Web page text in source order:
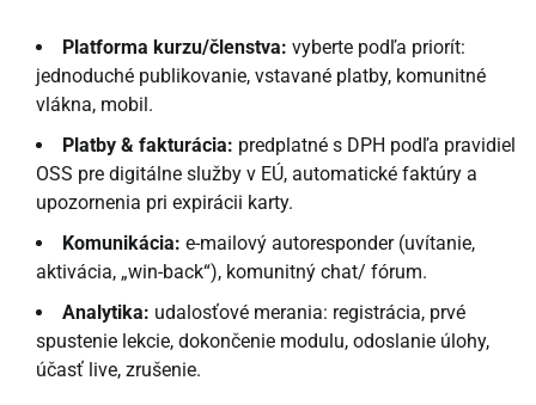
Platforma kurzu/členstva: vyberte podľa priorít:
jednoduché publikovanie, vstavané platby, komunitné
vlákna, mobil.
Platby & fakturácia: predplatné s DPH podľa pravidiel
OSS pre digitálne služby v EÚ, automatické faktúry a
upozornenia pri expirácii karty.
Komunikácia: e-mailový autoresponder (uvítanie,
aktivácia, „win-back“), komunitný chat/ fórum.
Analytika: udalosťové merania: registrácia, prvé
spustenie lekcie, dokončenie modulu, odoslanie úlohy,
účasť live, zrušenie.